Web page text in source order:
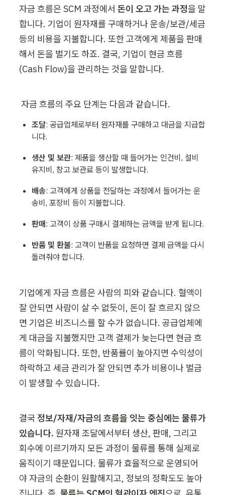
자금 흐름은 SCM 과정에서 돈이 오고 가는 과정을 말
합니다. 기업이 원자재를 구매하거나 운송/보관/세금
등의 비용을 지불합니다. 또한 고객에게 제품을 판매
해서 돈을 벌기도 하죠. 결국, 기업이 현금 흐름
(Cash Flow)을 관리하는 것을 말합니다.
자금 흐름의 주요 단계는 다음과 같습니다.
조달: 공급업체로부터 원자재를 구매하고 대금을 지급합
니다.
생산 및 보관: 제품을 생산할 때 들어가는 인건비, 설비
유지비, 창고 보관료 등이 발생합니다.
배송: 고객에게 상품을 전달하는 과정에서 들어가는 운
송비, 포장비 등이 지불합니다.
판매: 고객이 상품 구매시 결제하는 금액을 받게 됩니다.
반품 및 환불: 고객이 반품을 요청하면 결제 금액을 다시
돌려줘야 합니다.
기업에게 자금 흐름은 사람의 피와 같습니다. 혈액이
잘 안되면 사람이 살 수 없듯이, 돈이 잘 흐르지 않으
면 기업은 비즈니스를 할 수가 없습니다. 공급업체에
게 대금을 지불했지만 고객 결제가 늦는다면 현금 흐
름이 악화됩니다. 또한, 반품률이 높아지면 수익성이
하락하고 세금 관리가 잘 안되면 추가 비용이나 벌금
이 발생할 수 있습니다.
결국 정보/자재/자금의 흐름을 잇는 중심에는 물류가
있습니다. 원자재 조달에서부터 생산, 판매, 그리고
회수에 이르기까지 모든 과정이 물류를 통해 실제로
움직이기 때문입니다. 물류가 효율적으로 운영되어
야 자금의 순환이 원활해지고, 정보의 정확도도 높아